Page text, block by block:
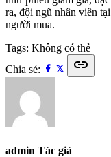
ra, đội ngũ nhân viên
người mua.
Tags: Không có thẻ
Chia sẻ:
link
admin Tác giả